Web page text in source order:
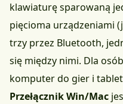
klawiaturę sparowaną
pięcioma urządzeniami
trzy przez Bluetooth,
się między nimi. Dla
komputer do gier i
Przełącznik Win/Mac